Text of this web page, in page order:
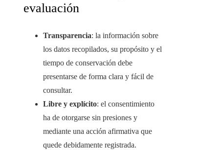
evaluación
Transparencia: la información sobre
los datos recopilados, su propósito y el
tiempo de conservación debe
presentarse de forma clara y fácil de
consultar.
Libre y explícito: el consentimiento
ha de otorgarse sin presiones y
mediante una acción afirmativa que
quede debidamente registrada.